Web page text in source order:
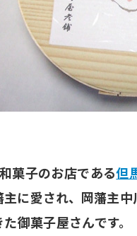
菓子のお店である但
に愛され、岡藩主
御菓子屋さんです